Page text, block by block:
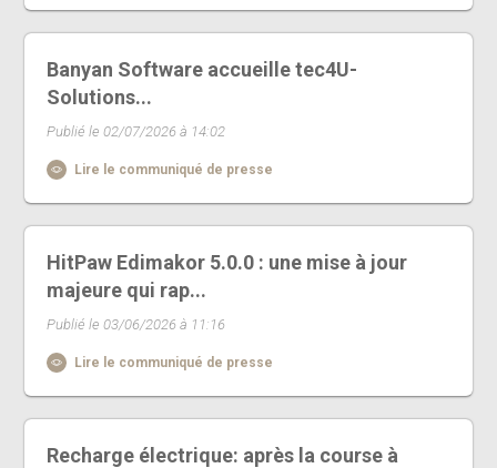
Banyan Software accueille tec4U-
Solutions...
Publié le 02/07/2026 à 14:02
Lire le communiqué de presse
HitPaw Edimakor 5.0.0 : une mise à jour
majeure qui rap...
Publié le 03/06/2026 à 11:16
Lire le communiqué de presse
Recharge électrique: après la course à